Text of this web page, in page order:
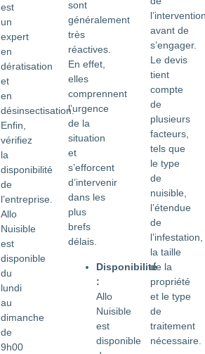
est
un
expert
en
dératisation
et
en
désinsectisation.
Enfin,
vérifiez
la
disponibilité
de
l’entreprise.
Allo
Nuisible
est
disponible
du
lundi
au
dimanche
de
9h00
sont
généralement
très
réactives.
En effet,
elles
comprennent
l’urgence
de la
situation
et
s’efforcent
d’intervenir
dans les
plus
brefs
délais.
Disponibilité
:
Allo
Nuisible
est
disponible
avant de
s’engager.
Le devis
tient
compte
de
plusieurs
facteurs,
tels que
le type
de
nuisible,
l’étendue
de
l’infestation,
la taille
de la
propriété
et le type
de
traitement
nécessaire.